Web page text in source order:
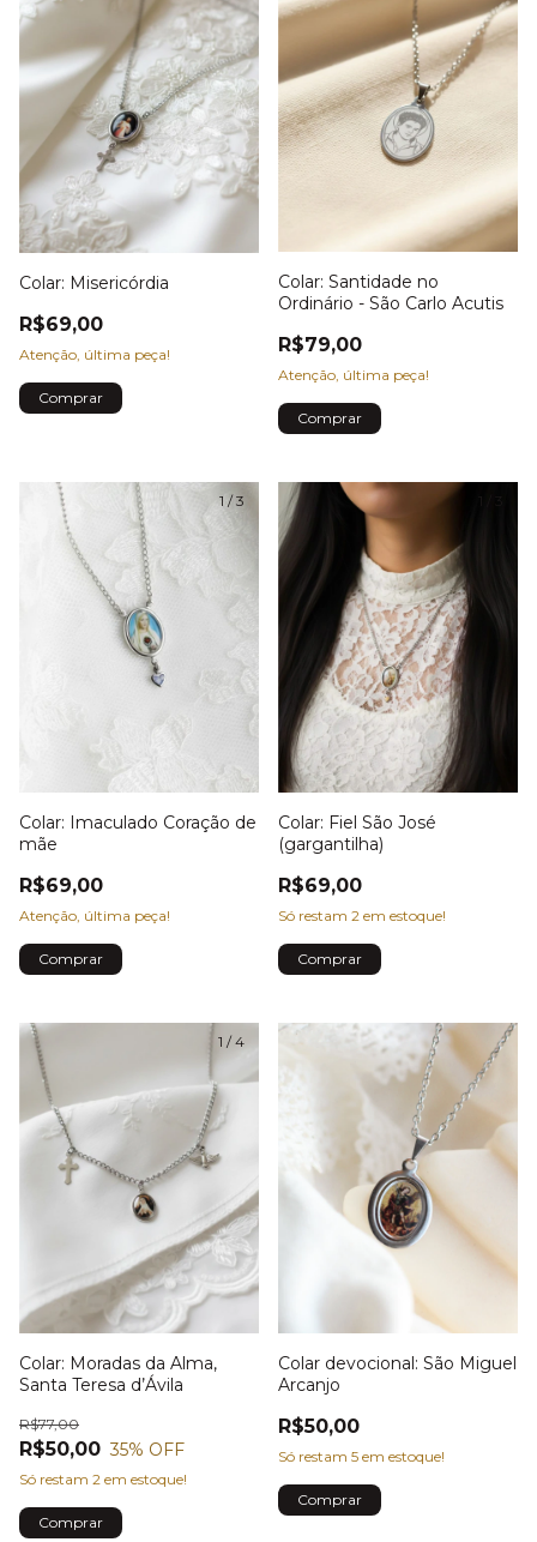
Colar: Misericórdia
R$69,00
Atenção, última peça!
Colar: Santidade no
Ordinário - São Carlo Acutis
R$79,00
Atenção, última peça!
1 /3
Colar: Imaculado Coração de
mãe
R$69,00
Atenção, última peça!
Colar: Fiel São José
(gargantilha)
R$69,00
Só restam 2 em estoque!
1 /4
Colar: Moradas da Alma,
Santa Teresa d’Ávila
R$50,00
R$77,00
35% OFF
Só restam 2 em estoque!
Colar devocional: São Miguel
Arcanjo
R$50,00
Só restam 5 em estoque!